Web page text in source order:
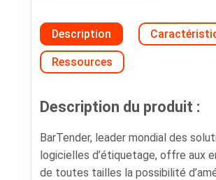
Description
Ressources
Description du produit :
BarTender, leader mondial des
logicielles d’étiquetage, offre aux
de toutes tailles la possibilité